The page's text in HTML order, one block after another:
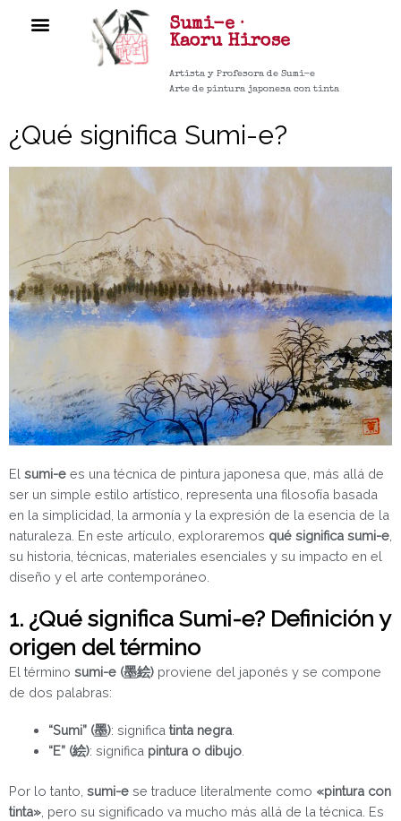
Sumi-e ·
Kaoru Hirose
Artista y Profesora de Sumi-e
Arte de pintura japonesa con tinta
¿Qué significa Sumi-e?
El sumi-e es una técnica de pintura japonesa que, más allá de
ser un simple estilo artístico, representa una filosofía basada
en la simplicidad, la armonía y la expresión de la esencia de la
naturaleza. En este artículo, exploraremos qué significa sumi-e
su historia, técnicas, materiales esenciales y su impacto en el
diseño y el arte contemporáneo.
1. ¿Qué significa Sumi-e? Definición y
origen del término
El término sumi-e (墨絵) proviene del japonés y se compone
de dos palabras:
“Sumi” (墨): significa tinta negra.
“E” (絵): significa pintura o dibujo.
Por lo tanto, sumi-e se traduce literalmente como «pintura con
tinta» , pero su significado va mucho más allá de la técnica. Es